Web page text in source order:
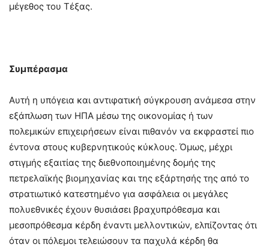
μέγεθος του Τέξας.
Συμπέρασμα
Αυτή η υπόγεια και αντιφατική σύγκρουση ανάμεσα στην
εξάπλωση των ΗΠΑ μέσω της οικονομίας ή των
πολεμικών επιχειρήσεων είναι πιθανόν να εκφραστεί πιο
έντονα στους κυβερνητικούς κύκλους. Όμως, μέχρι
στιγμής εξαιτίας της διεθνοποιημένης δομής της
πετρελαϊκής βιομηχανίας και της εξάρτησής της από το
στρατιωτικό κατεστημένο για ασφάλεια οι μεγάλες
πολυεθνικές έχουν θυσιάσει βραχυπρόθεσμα και
μεσοπρόθεσμα κέρδη έναντι μελλοντικών, ελπίζοντας ότι
όταν οι πόλεμοι τελειώσουν τα παχυλά κέρδη θα